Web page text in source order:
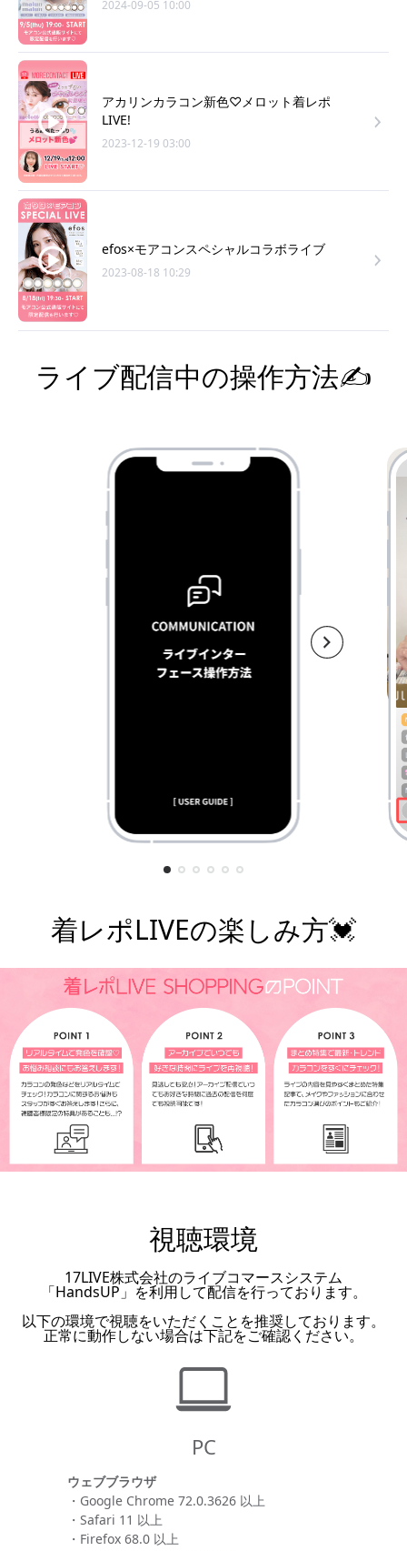
2024-09-05 10:00
アカリンカラコン新色♡メロット着レポ
LIVE!
2023-12-19 03:00
efos×モアコンスペシャルコラボライブ
2023-08-18 10:29
ライブ配信中の操作方法✍️
¥7,800
着レポLIVEの楽しみ方💓
視聴環境
17LIVE株式会社のライブコマースシステム
「HandsUP」を利用して配信を行っております。
以下の環境で視聴をいただくことを推奨しております。
正常に動作しない場合は下記をご確認ください。
PC
ウェブブラウザ
・Google Chrome 72.0.3626 以上
・Safari 11 以上
・Firefox 68.0 以上